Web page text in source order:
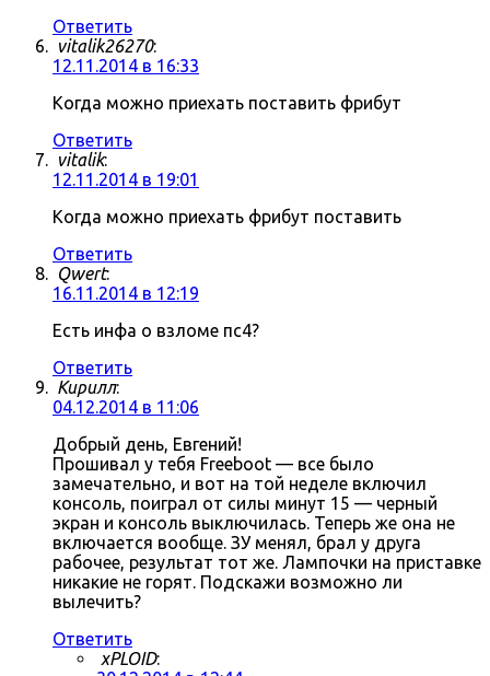
Ответить
vitalik26270:
12.11.2014 в 16:33
Когда можно приехать поставить фрибут
Ответить
vitalik:
12.11.2014 в 19:01
Когда можно приехать фрибут поставить
Ответить
Qwert:
16.11.2014 в 12:19
Есть инфа о взломе пс4?
Ответить
Кирилл:
04.12.2014 в 11:06
Добрый день, Евгений!
Прошивал у тебя Freeboot — все было
замечательно, и вот на той неделе включил
консоль, поиграл от силы минут 15 — черный
экран и консоль выключилась. Теперь же она не
включается вообще. ЗУ менял, брал у друга
рабочее, результат тот же. Лампочки на приставке
никакие не горят. Подскажи возможно ли
вылечить?
Ответить
xPLOID: